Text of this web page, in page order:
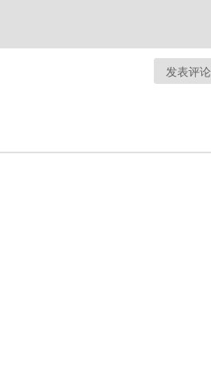
发表评论